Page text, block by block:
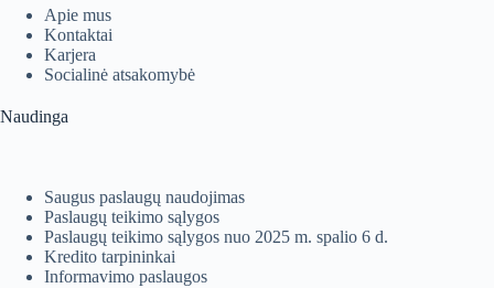
Apie mus
Kontaktai
Karjera
Socialinė atsakomybė
Naudinga
Saugus paslaugų naudojimas
Paslaugų teikimo sąlygos
Paslaugų teikimo sąlygos nuo 2025 m. spalio 6 d.
Kredito tarpininkai
Informavimo paslaugos